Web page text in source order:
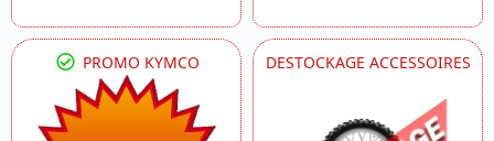
PROMO KYMCO DESTOCKAGE ACCESSOIRES